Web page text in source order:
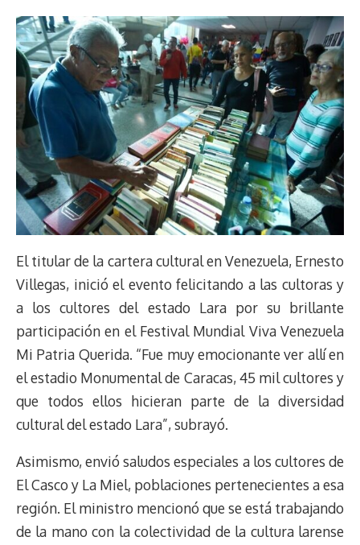
El titular de la cartera cultural en Venezuela, Ernesto
Villegas, inició el evento felicitando a las cultoras y
a los cultores del estado Lara por su brillante
participación en el Festival Mundial Viva Venezuela
Mi Patria Querida. “Fue muy emocionante ver allí en
el estadio Monumental de Caracas, 45 mil cultores y
que todos ellos hicieran parte de la diversidad
cultural del estado Lara”, subrayó.
Asimismo, envió saludos especiales a los cultores de
El Casco y La Miel, poblaciones pertenecientes a esa
región. El ministro mencionó que se está trabajando
de la mano con la colectividad de la cultura larense